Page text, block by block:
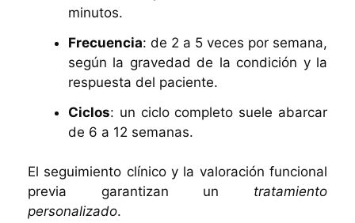
minutos.
Frecuencia: de 2 a 5 veces por semana,
según la gravedad de la condición y la
respuesta del paciente.
Ciclos: un ciclo completo suele abarcar
de 6 a 12 semanas.
El seguimiento clínico y la valoración funcional
previa garantizan un tratamiento
personalizado.